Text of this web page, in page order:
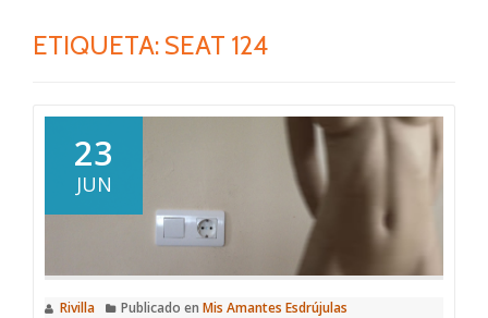
ETIQUETA: SEAT 124
23
JUN
Rivilla Publicado en Mis Amantes Esdrújulas